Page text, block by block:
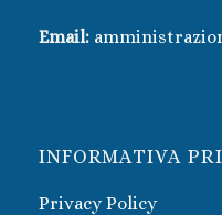
Email:
INFORMATIVA
Privacy Policy